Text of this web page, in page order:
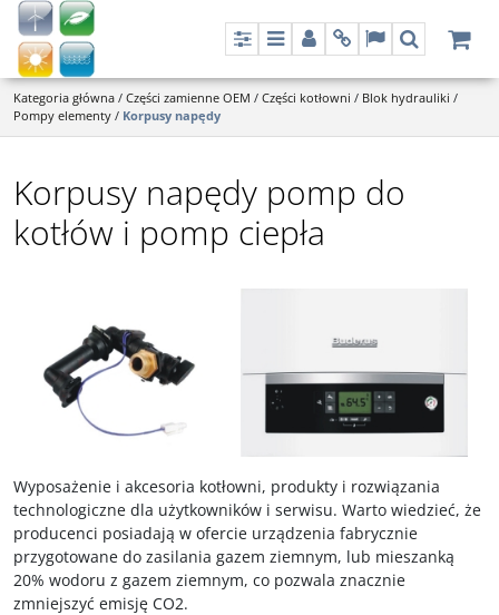
PanelMenuPanelInfoLangSzukaj
Kategoria główna / Części zamienne OEM / Części kotłowni / Blok hydrauliki /
Pompy elementy / Korpusy napędy
Korpusy napędy pomp do
kotłów i pomp ciepła
Wyposażenie i akcesoria kotłowni, produkty i rozwiązania
technologiczne dla użytkowników i serwisu. Warto wiedzieć, że
producenci posiadają w ofercie urządzenia fabrycznie
przygotowane do zasilania gazem ziemnym, lub mieszanką
20% wodoru z gazem ziemnym, co pozwala znacznie
zmniejszyć emisję CO2.